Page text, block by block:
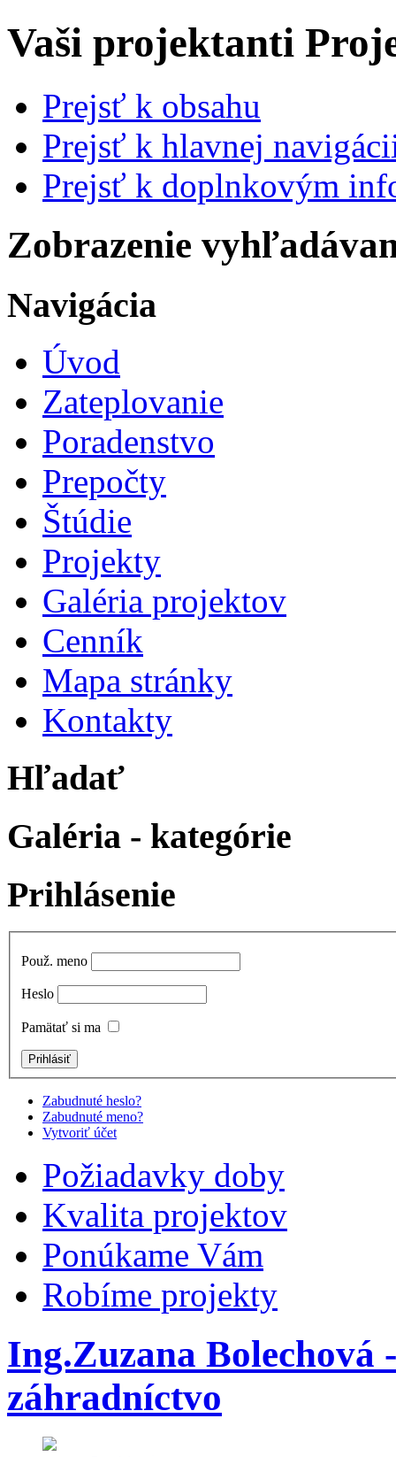
Vaši projektanti
Prejsť k obsahu
Prejsť k hlavnej
Prejsť k doplnkovým
Zobrazenie
Navigácia
Úvod
Zateplovanie
Poradenstvo
Prepočty
Štúdie
Projekty
Galéria projektov
Cenník
Mapa stránky
Kontakty
Hľadať
Galéria - kategórie
Prihlásenie
Použ. meno
Heslo
Pamätať si ma
Zabudnuté heslo?
Zabudnuté meno?
Vytvoriť účet
Požiadavky doby
Kvalita projektov
Ponúkame Vám
Robíme projekty
Ing.Zuzana
záhradníctvo